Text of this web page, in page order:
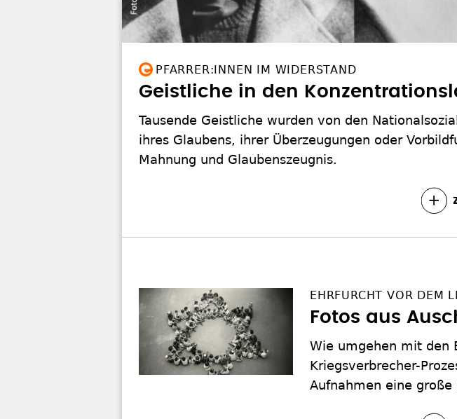
PFARRER:INNEN IM WIDERSTAND
Geistliche in den
Tausende Geistliche wurden von den
ihres Glaubens, ihrer Überzeugungen oder
Mahnung und Glaubenszeugnis.
EHRFURCHT VOR DEM
Fotos aus
Wie umgehen mit den
Kriegsverbrecher-
Aufnahmen eine